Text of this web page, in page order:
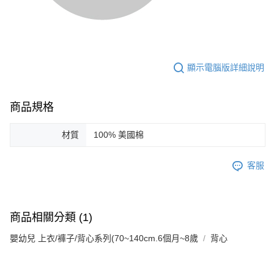
顯示電腦版詳細說明
商品規格
材質 100% 美國棉
客服
商品相關分類 (1)
嬰幼兒 上衣/褲子/背心系列(70~140cm.6個月~8歲 背心